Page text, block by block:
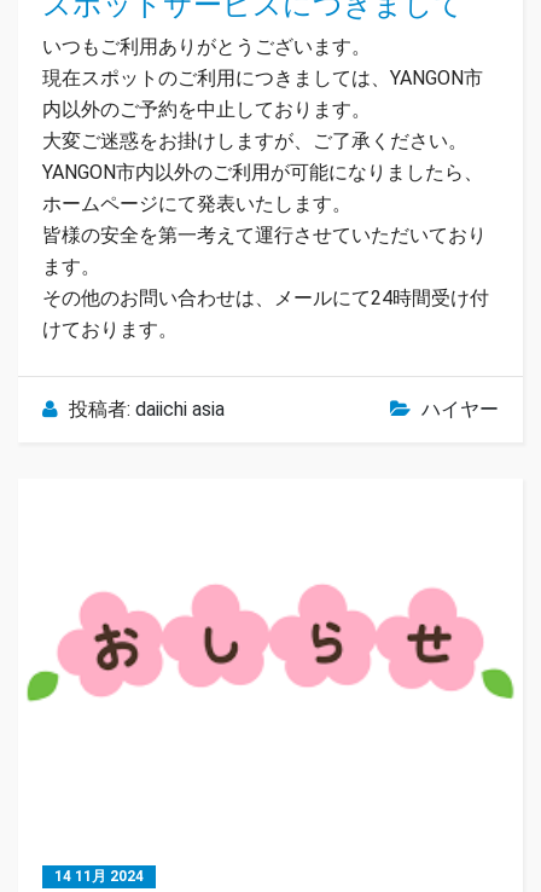
いつもご利用ありがとうございます。
現在スポットのご利用につきましては、YANGON市
内以外のご予約を中止しております。
大変ご迷惑をお掛けしますが、ご了承ください。
YANGON市内以外のご利用が可能になりましたら、
ホームページにて発表いたします。
皆様の安全を第一考えて運行させていただいており
ます。
その他のお問い合わせは、メールにて24時間受け付
けております。
投稿者: daiichi asia ハイヤー
14 11月 2024